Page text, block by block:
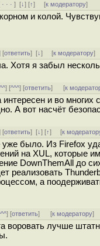
· · ·][↓] [↑] [к модератору]
и колой.
[ответить][↓] [к модератору]
Хотя я забыл
^^] [^^^] [ответить] [к
и во
А вот насчёт
[ответить][↓] [↑] [к
уже было. Из Firefox
на XUL, которые
DownThemAll до
а
] [ответить] [к модератору]
воровать лучше